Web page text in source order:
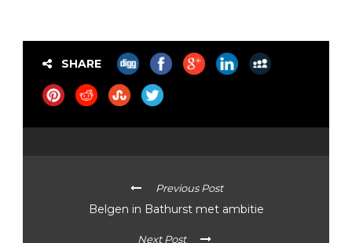
SHARE
Previous Post
Belgen in Bathurst met ambitie
Next Post